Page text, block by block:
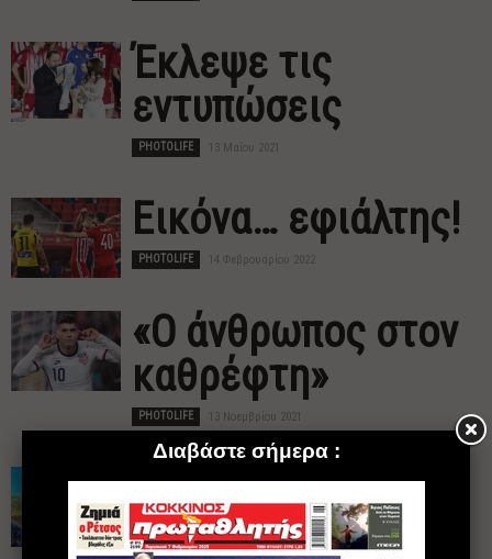
Έκλεψε τις
εντυπώσεις
PHOTOLIFE 13 Μαΐου 2021
Εικόνα… εφιάλτης!
PHOTOLIFE 14 Φεβρουαρίου 2022
«Ο άνθρωπος στον
καθρέφτη»
PHOTOLIFE 13 Νοεμβρίου 2021
Τουρκοφάγος ο
Νέρι!